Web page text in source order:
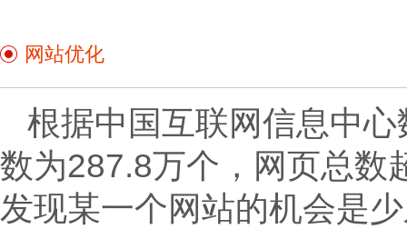
网站优化
根据中国互联网信息中
数为287.8万个，网页总数
发现某一个网站的机会是